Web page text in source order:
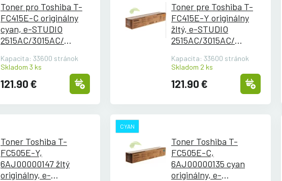
Toner pro Toshiba T-
FC415E-C originálny
cyan, e-STUDIO
2515AC/3015AC/
5015AC
Kapacita: 33600 stránok
Skladom 3 ks
121.90 €
Toner pre Toshiba T-
FC415E-Y originálny
žltý, e-STUDIO
2515AC/3015AC/
5015AC
Kapacita: 33600 stránok
Skladom 2 ks
121.90 €
Toner Toshiba T-
FC505E-Y,
6AJ00000147 žltý
originálny, e-
CYAN
Toner Toshiba T-
FC505E-C,
6AJ00000135 cyan
originálny, e-